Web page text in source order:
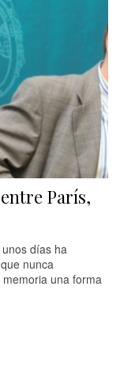
París,
días ha
nunca
una forma